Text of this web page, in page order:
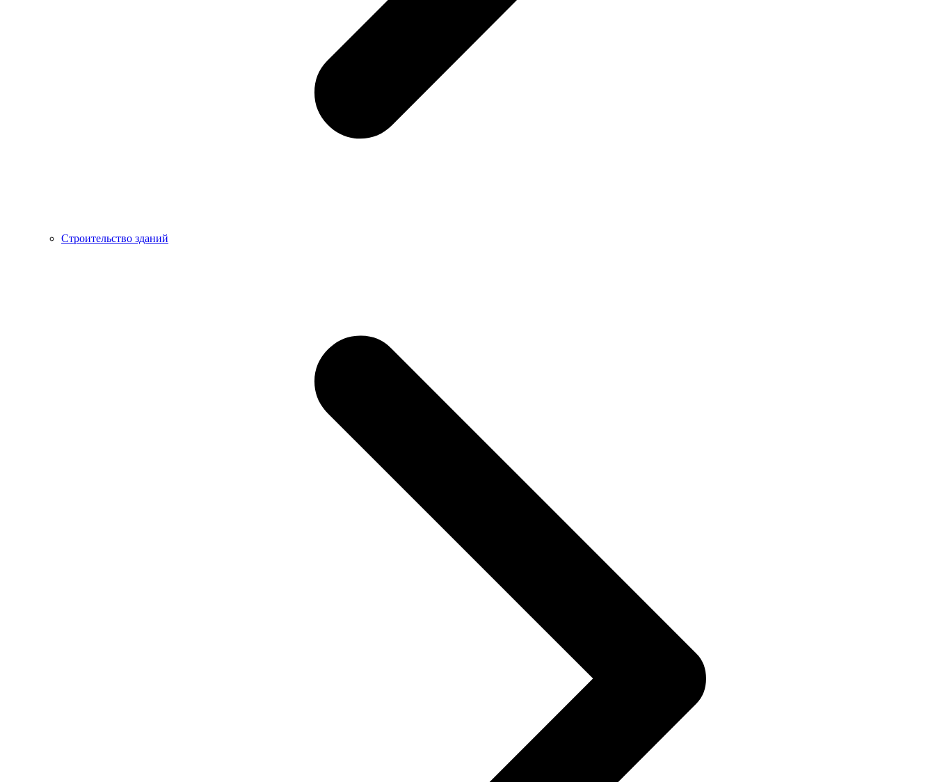
Строительство зданий